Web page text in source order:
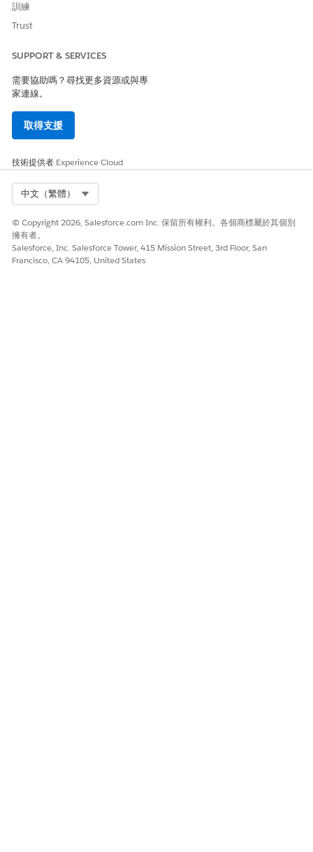
訓練
Trust
SUPPORT & SERVICES
需要協助嗎？尋找更多資源或與專
家連線。
取得支援
技術提供者 Experience Cloud
中文（繁體）
© Copyright 2026, Salesforce.com Inc. 保留所有權利。各個商標屬於其個別
擁有者。
Salesforce, Inc. Salesforce Tower, 415 Mission Street, 3rd Floor, San
Francisco, CA 94105, United States